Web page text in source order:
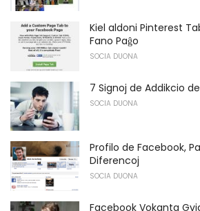
Kiel aldoni Pinterest
Fano Paĝo
SOCIA DUONA
7 Signoj de Addikcio
SOCIA DUONA
Profilo de Facebook,
Diferencoj
SOCIA DUONA
Facebook Vokanta